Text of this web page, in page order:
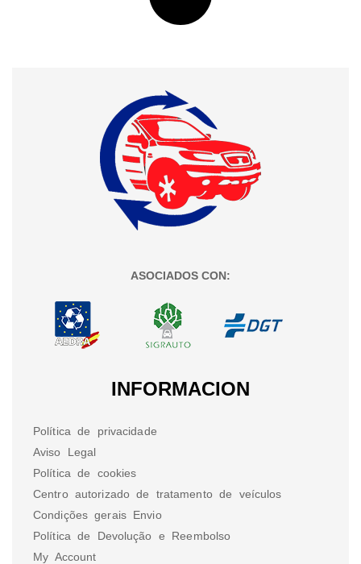
ASOCIADOS CON:
INFORMACION
Política de privacidade
Aviso Legal
Política de cookies
Centro autorizado de tratamento de veículos
Condições gerais Envio
Política de Devolução e Reembolso
My Account